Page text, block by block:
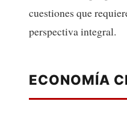
cuestiones que
perspectiva integral.
ECONOMÍA